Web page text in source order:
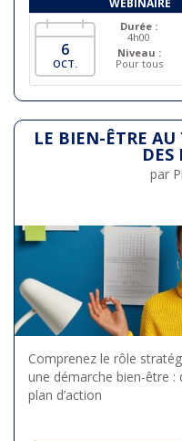
6
OCT.
Durée :
4h00
Niveau :
Pour tous
LE BIEN-ÊTRE
DES
par
Comprenez le rôle
une démarche bien-être
plan d’action